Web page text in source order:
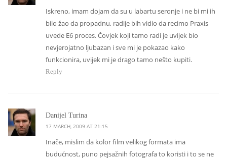
Iskreno, imam dojam da su u labartu seronje i ne bi mi ih
bilo žao da propadnu, radije bih vidio da recimo Praxis
uvede E6 proces. Čovjek koji tamo radi je uvijek bio
nevjerojatno ljubazan i sve mi je pokazao kako
funkcionira, uvijek mi je drago tamo nešto kupiti.
Reply
Danijel Turinasays:
17 MARCH, 2009 AT 21:15
Inače, mislim da kolor film velikog formata ima
budućnost, puno pejsažnih fotografa to koristi i to se ne